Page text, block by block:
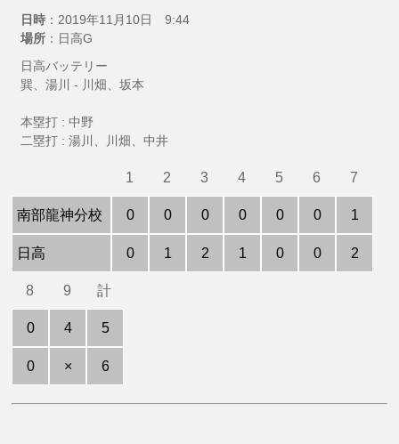
日時 ：2019年11月10日 9:44
場所 ：日高G
日高バッテリー
巽、湯川 - 川畑、坂本
本塁打 : 中野
二塁打 : 湯川、川畑、中井
南部龍神分校
日高
1
0
0
2
0
1
3
0
2
4
0
1
5
0
0
6
0
0
7
1
2
8
0
0
9
4
×
計
5
6